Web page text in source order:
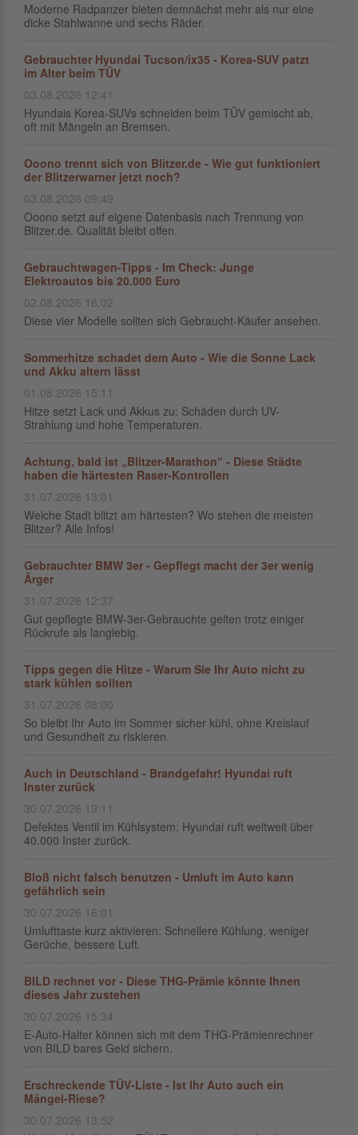
Moderne Radpanzer bieten demnächst mehr als nur eine
dicke Stahlwanne und sechs Räder.
Gebrauchter Hyundai Tucson/ix35 - Korea-SUV patzt
im Alter beim TÜV
03.08.2026 12:41
Hyundais Korea-SUVs schneiden beim TÜV gemischt ab,
oft mit Mängeln an Bremsen.
Ooono trennt sich von Blitzer.de - Wie gut funktioniert
der Blitzerwarner jetzt noch?
03.08.2026 09:49
Ooono setzt auf eigene Datenbasis nach Trennung von
Blitzer.de. Qualität bleibt offen.
Gebrauchtwagen-Tipps - Im Check: Junge
Elektroautos bis 20.000 Euro
02.08.2026 16:02
Diese vier Modelle sollten sich Gebraucht-Käufer ansehen.
Sommerhitze schadet dem Auto - Wie die Sonne Lack
und Akku altern lässt
01.08.2026 15:11
Hitze setzt Lack und Akkus zu: Schäden durch UV-
Strahlung und hohe Temperaturen.
Achtung, bald ist „Blitzer-Marathon“ - Diese Städte
haben die härtesten Raser-Kontrollen
31.07.2026 13:01
Welche Stadt blitzt am härtesten? Wo stehen die meisten
Blitzer? Alle Infos!
Gebrauchter BMW 3er - Gepflegt macht der 3er wenig
Ärger
31.07.2026 12:37
Gut gepflegte BMW-3er-Gebrauchte gelten trotz einiger
Rückrufe als langlebig.
Tipps gegen die Hitze - Warum Sie Ihr Auto nicht zu
stark kühlen sollten
31.07.2026 08:00
So bleibt Ihr Auto im Sommer sicher kühl, ohne Kreislauf
und Gesundheit zu riskieren.
Auch in Deutschland - Brandgefahr! Hyundai ruft
Inster zurück
30.07.2026 19:11
Defektes Ventil im Kühlsystem: Hyundai ruft weltweit über
40.000 Inster zurück.
Bloß nicht falsch benutzen - Umluft im Auto kann
gefährlich sein
30.07.2026 16:01
Umlufttaste kurz aktivieren: Schnellere Kühlung, weniger
Gerüche, bessere Luft.
BILD rechnet vor - Diese THG-Prämie könnte Ihnen
dieses Jahr zustehen
30.07.2026 15:34
E-Auto-Halter können sich mit dem THG-Prämienrechner
von BILD bares Geld sichern.
Erschreckende TÜV-Liste - Ist Ihr Auto auch ein
Mängel-Riese?
30.07.2026 13:52